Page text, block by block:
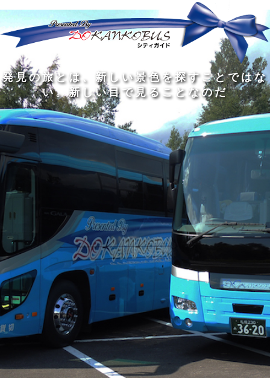
旅 の 程 に こそ価値があ る
発見の旅と は 新 し い景色を探す ことではな
い。 新 しい目 で見 る こ と なのだ
人間の幅を広 げる ものは3つある。人と会
い、 本 を読み 、旅 を す る ことだ
私は旅 をす るために旅をする
旅 の 程 に こそ価値があ る
どんなに洗 練 れ た 大人の中にも 、外に出た
くてし ょうがない小さな 子供がいる
旅をするの は 着 す るためではな く、旅をす
るた めで あ る
旅は 真 知 識 の大きな泉で ある